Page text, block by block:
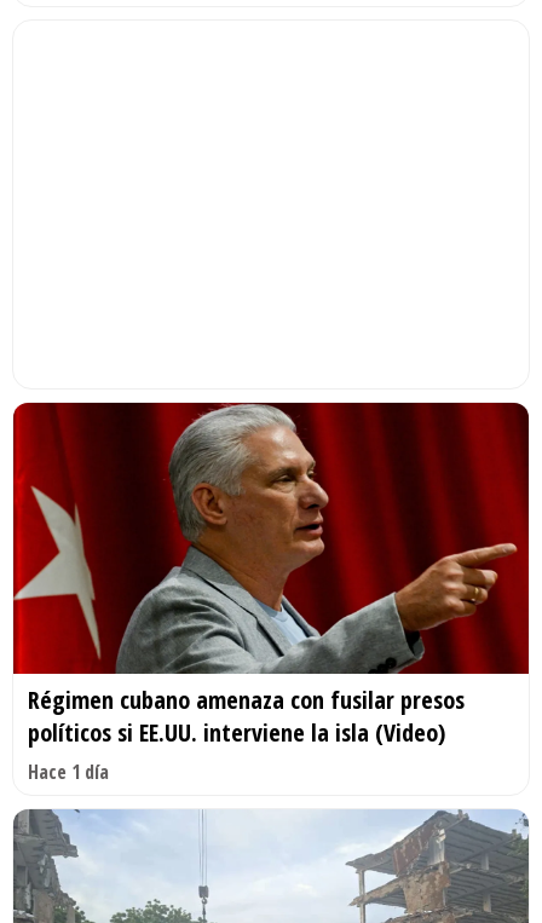
Régimen cubano amenaza con fusilar presos
políticos si EE.UU. interviene la isla (Video)
Hace 1 día